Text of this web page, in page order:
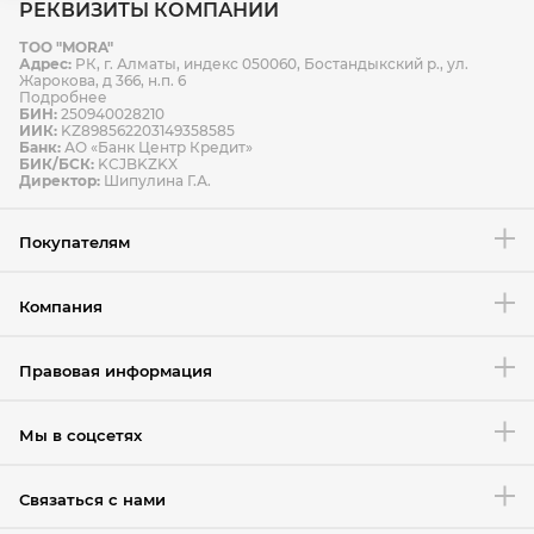
Способы оплаты Способы доставки
Условия возврата товара
РЕКВИЗИТЫ КОМПАНИИ
ТОО "MORA"
Адрес: РК, г. Алматы, индекс 050060, Бостандыкский р., ул.
Жарокова, д 366, н.п. 6
Подробнее
БИН: 250940028210
ИИК: KZ898562203149358585
Банк: АО «Банк Центр Кредит»
БИК/БСК: KCJBKZKX
Директор: Шипулина Г.А.
Покупателям
Компания
Правовая информация
Мы в соцсетях
Связаться с нами